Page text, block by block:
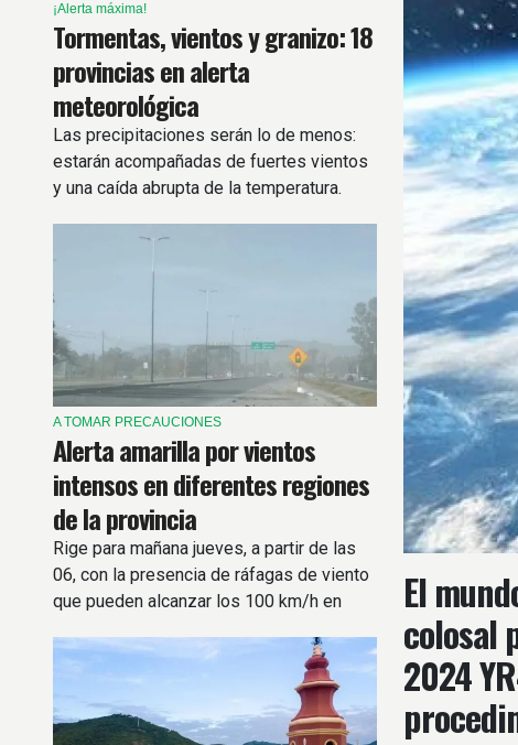
¡Alerta máxima!
Tormentas, vientos y granizo: 18
provincias en alerta
meteorológica
Las precipitaciones serán lo de menos:
estarán acompañadas de fuertes vientos
y una caída abrupta de la temperatura.
A TOMAR PRECAUCIONES
Alerta amarilla por vientos
intensos en diferentes regiones
de la provincia
Rige para mañana jueves, a partir de las
06, con la presencia de ráfagas de viento
que pueden alcanzar los 100 km/h en
El
colosal
2024